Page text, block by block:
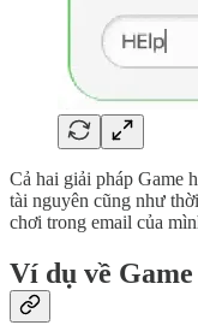
Cả hai giải pháp Game
tài nguyên cũng như
chơi trong email của
Ví dụ về